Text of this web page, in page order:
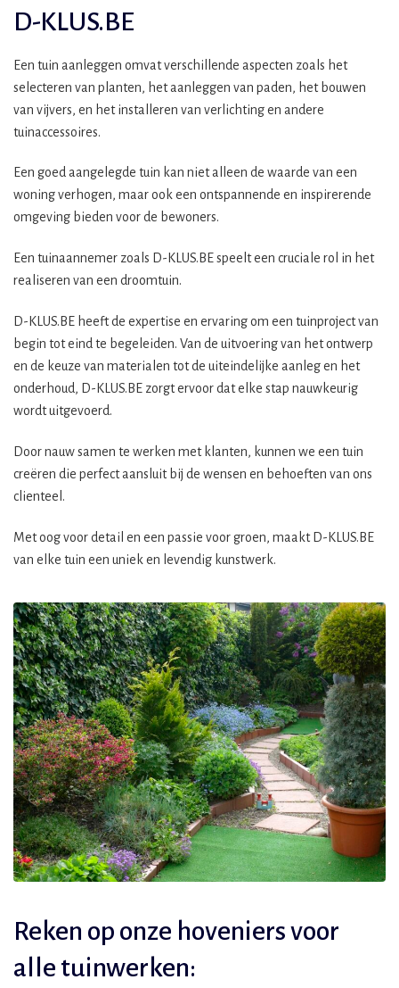
D-KLUS.BE
Een tuin aanleggen omvat verschillende aspecten zoals het
selecteren van planten, het aanleggen van paden, het bouwen
van vijvers, en het installeren van verlichting en andere
tuinaccessoires.
Een goed aangelegde tuin kan niet alleen de waarde van een
woning verhogen, maar ook een ontspannende en inspirerende
omgeving bieden voor de bewoners.
Een tuinaannemer zoals D-KLUS.BE speelt een cruciale rol in het
realiseren van een droomtuin.
D-KLUS.BE heeft de expertise en ervaring om een tuinproject van
begin tot eind te begeleiden. Van de uitvoering van het ontwerp
en de keuze van materialen tot de uiteindelijke aanleg en het
onderhoud, D-KLUS.BE zorgt ervoor dat elke stap nauwkeurig
wordt uitgevoerd.
Door nauw samen te werken met klanten, kunnen we een tuin
creëren die perfect aansluit bij de wensen en behoeften van ons
clienteel.
Met oog voor detail en een passie voor groen, maakt D-KLUS.BE
van elke tuin een uniek en levendig kunstwerk.
Reken op onze hoveniers voor
alle tuinwerken: